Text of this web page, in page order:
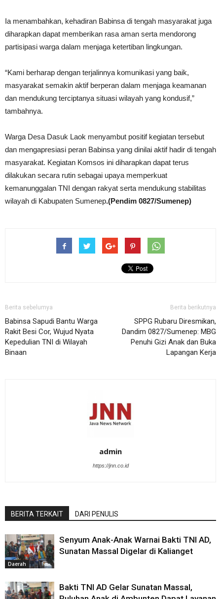
Ia menambahkan, kehadiran Babinsa di tengah masyarakat juga
diharapkan dapat memberikan rasa aman serta mendorong
partisipasi warga dalam menjaga ketertiban lingkungan.
“Kami berharap dengan terjalinnya komunikasi yang baik,
masyarakat semakin aktif berperan dalam menjaga keamanan
dan mendukung terciptanya situasi wilayah yang kondusif,”
tambahnya.
Warga Desa Dasuk Laok menyambut positif kegiatan tersebut
dan mengapresiasi peran Babinsa yang dinilai aktif hadir di tengah
masyarakat. Kegiatan Komsos ini diharapkan dapat terus
dilakukan secara rutin sebagai upaya memperkuat
kemanunggalan TNI dengan rakyat serta mendukung stabilitas
wilayah di Kabupaten Sumenep.(Pendim 0827/Sumenep)
Berita sebelumya
Babinsa Sapudi Bantu Warga
Rakit Besi Cor, Wujud Nyata
Kepedulian TNI di Wilayah
Binaan
Berita berikutnya
SPPG Rubaru Diresmikan,
Dandim 0827/Sumenep: MBG
Penuhi Gizi Anak dan Buka
Lapangan Kerja
admin
https://jnn.co.id
BERITA TERKAIT DARI PENULIS
Daerah
Senyum Anak-Anak Warnai Bakti TNI AD,
Sunatan Massal Digelar di Kalianget
Bakti TNI AD Gelar Sunatan Massal,